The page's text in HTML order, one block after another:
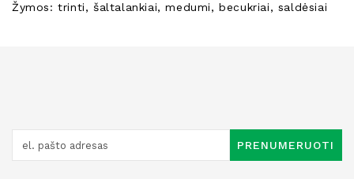
Žymos:trinti,šaltalankiai,medumi,becukriai, saldėsiai
PRENUMERUOTI